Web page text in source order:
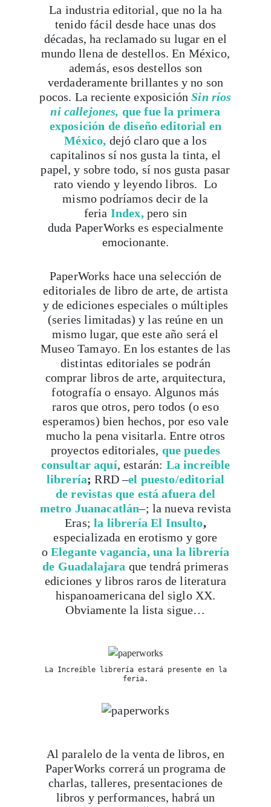
La industria editorial, que no la ha
tenido fácil desde hace unas dos
décadas, ha reclamado su lugar en el
mundo llena de destellos. En México,
además, esos destellos son
verdaderamente brillantes y no son
pocos. La reciente exposiciónSin ríos
ni callejones, que fue la primera
exposición de diseño editorial en
México, dejó claro que a los
capitalinos sí nos gusta la tinta, el
papel, y sobre todo, sí nos gusta pasar
rato viendo y leyendo libros. Lo
mismo podríamos decir de la
feria Index, pero sin
duda PaperWorks es especialmente
emocionante.
PaperWorks hace una selección de
editoriales de libro de arte, de artista
y de ediciones especiales o múltiples
(series limitadas) y las reúne en un
mismo lugar, que este año será el
Museo Tamayo. En los estantes de las
distintas editoriales se podrán
comprar libros de arte, arquitectura,
fotografía o ensayo. Algunos más
raros que otros, pero todos (o eso
esperamos) bien hechos, por eso vale
mucho la pena visitarla. Entre otros
proyectos editoriales, que puedes
consultar aquí, estarán: La increíble
librería; RRD –el puesto/editorial
de revistas que está afuera del
metro Juanacatlán–; la nueva revista
Eras;la librería El Insulto,
especializada en erotismo y gore
o Elegante vagancia, una la librería
de Guadalajara que tendrá primeras
ediciones y libros raros de literatura
hispanoamericana del siglo XX.
Obviamente la lista sigue…
La Increíble librería estará presente en la
feria.
Al paralelo de la venta de libros, en
PaperWorks correrá un programa de
charlas, talleres, presentaciones de
libros y performances, habrá un
Suscribirme